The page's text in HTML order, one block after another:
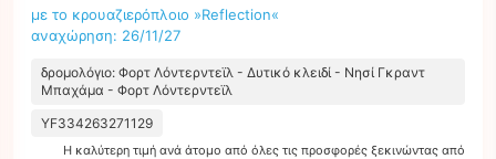
με το κρουαζιερόπλοιο »Reflection«
αναχώρηση: 26/11/27
δρομολόγιο: Φορτ Λόντερντεϊλ - Δυτικό κλειδί - Νησί Γκραντ
Μπαχάμα - Φορτ Λόντερντεϊλ
YF334263271129
Η καλύτερη τιμή ανά άτομο από όλες τις προσφορές ξεκινώντας από